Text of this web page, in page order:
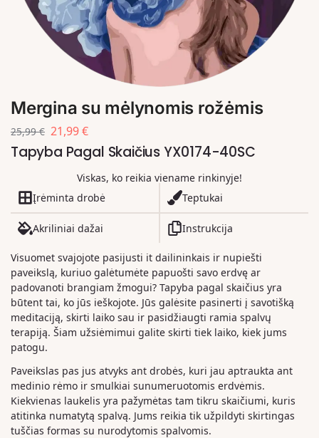
Mergina su mėlynomis rožėmis
25,99€ 21,99€
Tapyba Pagal Skaičius YX0174-40SC
Viskas, ko reikia viename rinkinyje!
Įrėminta drobė
Teptukai
Akriliniai dažai Instrukcija
Visuomet svajojote pasijusti it dailininkais ir nupiešti
paveikslą, kuriuo galėtumėte papuošti savo erdvę ar
padovanoti brangiam žmogui? Tapyba pagal skaičius yra
būtent tai, ko jūs ieškojote. Jūs galėsite pasinerti į savotišką
meditaciją, skirti laiko sau ir pasidžiaugti ramia spalvų
terapiją. Šiam užsiėmimui galite skirti tiek laiko, kiek jums
patogu.
Paveikslas pas jus atvyks ant drobės, kuri jau aptraukta ant
medinio rėmo ir smulkiai sunumeruotomis erdvėmis.
Kiekvienas laukelis yra pažymėtas tam tikru skaičiumi, kuris
atitinka numatytą spalvą. Jums reikia tik užpildyti skirtingas
tuščias formas su nurodytomis spalvomis.